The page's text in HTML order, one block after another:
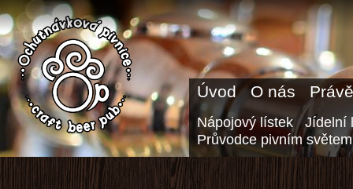
Úvod O nás
Nápojový lístek
Jídelní
Průvodce pivním světem